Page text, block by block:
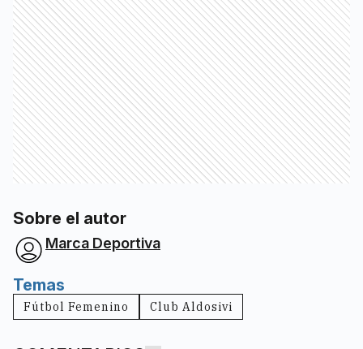
Sobre el autor
Marca Deportiva
Temas
Fútbol Femenino Club Aldosivi